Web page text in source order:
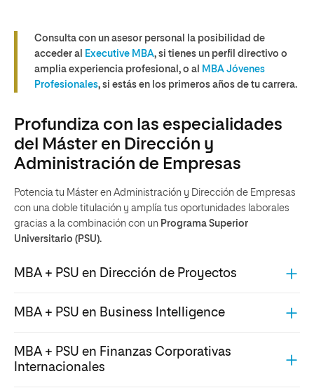
Consulta con un asesor personal la posibilidad de
acceder al
Executive MBA, si tienes un perfil directivo o
amplia experiencia profesional, o al
MBA Jóvenes
Profesionales, si estás en los primeros años de tu carrera.
Profundiza con las especialidades
del Máster en Dirección y
Administración de Empresas
Potencia tu Máster en Administración y Dirección de Empresas
con una doble titulación y amplía tus oportunidades laborales
gracias a la combinación con un Programa Superior
Universitario (PSU).
MBA + PSU en Dirección de Proyectos
MBA + PSU en Business Intelligence
MBA + PSU en Finanzas Corporativas
Internacionales